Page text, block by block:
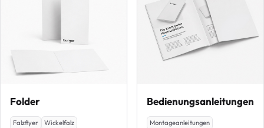
Folder
Falzflyer
Wickelfalz
Bedienungsanleitungen
Montageanleitungen